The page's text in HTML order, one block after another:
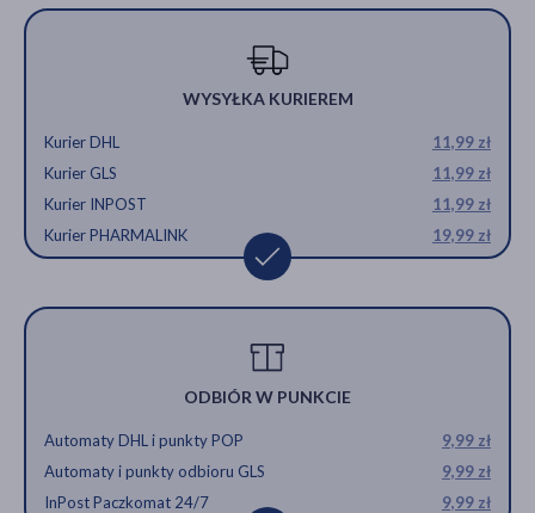
WYSYŁKA KURIEREM
Kurier DHL
11,99 zł
Kurier GLS
11,99 zł
Kurier INPOST
11,99 zł
Kurier PHARMALINK
19,99 zł
ODBIÓR W PUNKCIE
Automaty DHL i punkty POP
9,99 zł
Automaty i punkty odbioru GLS
9,99 zł
InPost Paczkomat 24/7
9,99 zł